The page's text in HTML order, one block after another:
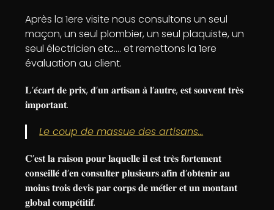
Après la 1ere visite nous consultons un seul
maçon, un seul plombier, un seul plaquiste, un
seul électricien etc…. et remettons la 1ere
évaluation au client.
𝐋’𝐞́𝐜𝐚𝐫𝐭 𝐝𝐞 𝐩𝐫𝐢𝐱, 𝐝’𝐮𝐧 𝐚𝐫𝐭𝐢𝐬𝐚𝐧 𝐚̀ 𝐥’𝐚𝐮𝐭𝐫𝐞, 𝐞𝐬𝐭 𝐬𝐨𝐮𝐯𝐞𝐧𝐭 𝐭𝐫𝐞̀𝐬
𝐢𝐦𝐩𝐨𝐫𝐭𝐚𝐧𝐭.
Le coup de massue des artisans…
𝐂’𝐞𝐬𝐭 𝐥𝐚 𝐫𝐚𝐢𝐬𝐨𝐧 𝐩𝐨𝐮𝐫 𝐥𝐚𝐪𝐮𝐞𝐥𝐥𝐞 𝐢𝐥 𝐞𝐬𝐭 𝐭𝐫𝐞̀𝐬 𝐟𝐨𝐫𝐭𝐞𝐦𝐞𝐧𝐭
𝐜𝐨𝐧𝐬𝐞𝐢𝐥𝐥𝐞́ 𝐝’𝐞𝐧 𝐜𝐨𝐧𝐬𝐮𝐥𝐭𝐞𝐫 𝐩𝐥𝐮𝐬𝐢𝐞𝐮𝐫𝐬 𝐚𝐟𝐢𝐧 𝐝’𝐨𝐛𝐭𝐞𝐧𝐢𝐫 𝐚𝐮
𝐦𝐨𝐢𝐧𝐬 𝐭𝐫𝐨𝐢𝐬 𝐝𝐞𝐯𝐢𝐬 𝐩𝐚𝐫 𝐜𝐨𝐫𝐩𝐬 𝐝𝐞 𝐦𝐞́𝐭𝐢𝐞𝐫 𝐞𝐭 𝐮𝐧 𝐦𝐨𝐧𝐭𝐚𝐧𝐭
𝐠𝐥𝐨𝐛𝐚𝐥 𝐜𝐨𝐦𝐩𝐞́𝐭𝐢𝐭𝐢𝐟.